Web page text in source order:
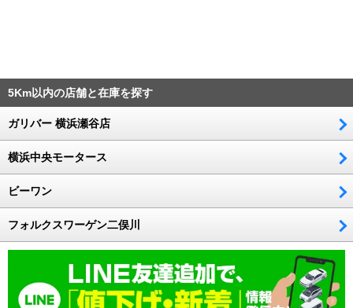
5Km以内の店舗と在庫を探す
ガリバー 横浜瀬谷店
横浜中央モータース
ビーワン
フォルクスワーゲン二俣川